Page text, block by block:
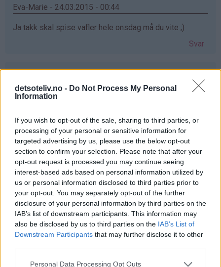
detsoteliv.no - Do Not Process My Personal
Information
If you wish to opt-out of the sale, sharing to third parties, or
processing of your personal or sensitive information for
targeted advertising by us, please use the below opt-out
section to confirm your selection. Please note that after your
opt-out request is processed you may continue seeing
interest-based ads based on personal information utilized by
us or personal information disclosed to third parties prior to
your opt-out. You may separately opt-out of the further
disclosure of your personal information by third parties on the
IAB’s list of downstream participants. This information may
also be disclosed by us to third parties on the IAB’s List of
Downstream Participants that may further disclose it to other
Personal Data Processing Opt Outs
bekreftet)
Eva-Marie - 24.03.2015 - 00:44
Ja takk skal spise vafler hele onsdag må du vite ;)
Svar
jaatakk
Liv Håland - 24.03.2015 - 00:45
Ja takk det hadde smakt fortreffelig :-)
Svar
Kjersti - 24.03.2015 - 00:46
Vafler <3
Svar